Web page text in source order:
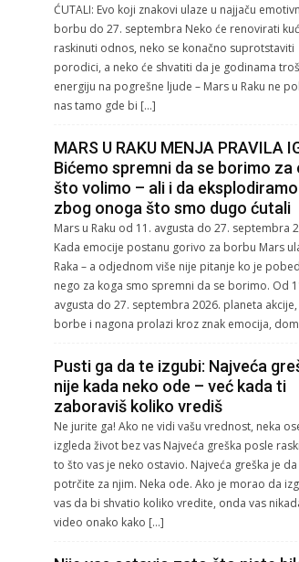
ĆUTALI: Evo koji znakovi ulaze u najjaču
borbu do 27. septembra Neko će renovirati
raskinuti odnos, neko se konačno suprotstaviti
porodici, a neko će shvatiti da je godinama
energiju na pogrešne ljude – Mars u Raku ne
nas tamo gde bi […]
MARS U RAKU MENJA PRAVILA
Bićemo spremni da se borimo za
što volimo – ali i da eksplodiramo
zbog onoga što smo dugo ćutali
Mars u Raku od 11. avgusta do 27. septembra
Kada emocije postanu gorivo za borbu Mars
Raka – a odjednom više nije pitanje ko je
nego za koga smo spremni da se borimo. Od
avgusta do 27. septembra 2026. planeta
borbe i nagona prolazi kroz znak emocija,
Pusti ga da te izgubi: Najveća
nije kada neko ode – već kada ti
zaboraviš koliko vrediš
Ne jurite ga! Ako ne vidi vašu vrednost, neka
izgleda život bez vas Najveća greška posle
to što vas je neko ostavio. Najveća greška je da
potrčite za njim. Neka ode. Ako je morao da
vas da bi shvatio koliko vredite, onda vas
video onako kako […]